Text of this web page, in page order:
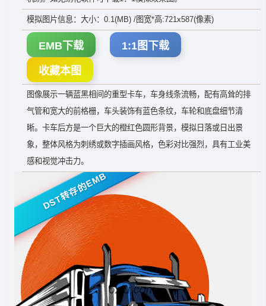
模拟图片信息：大小：0.1(MB) /图宽*高:721x587(像素)
EMB下载 1:1图下载
收藏本图
图像展示一辆蓝黑相间的重型卡车，车身线条流畅，配有高耸的排
气管和宽大的前格栅，车头装饰有蓝色条纹，车轮和底盘细节清
晰。卡车后方是一个巨大的橙红色圆形背景，模拟日落或日出景
象，整体风格为刺绣或数字插画风格，色彩对比强烈，具有工业美
感和视觉冲击力。
DST转存的EMB